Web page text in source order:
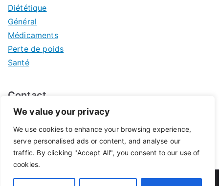
We value your privacy
We use cookies to enhance your browsing experience,
serve personalised ads or content, and analyse our
traffic. By clicking "Accept All", you consent to our use of
cookies.
Diététique
Général
Médicaments
Perte de poids
Santé
Contact
© 2026Pharmacie de Pontivy. Propulsé parZakraet